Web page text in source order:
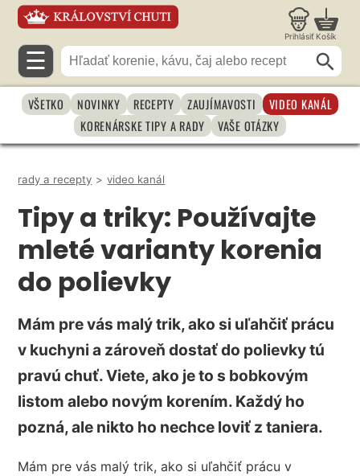
Prihlásiť Košík
☰
VŠETKO NOVINKY RECEPTY ZAUJÍMAVOSTI
VIDEO KANÁL
KORENÁRSKE TIPY A RADY
VAŠE OTÁZKY
rady a recepty > video kanál
Tipy a triky: Používajte
mleté varianty korenia
do polievky
Mám pre vás malý trik, ako si uľahčiť prácu
v kuchyni a zároveň dostať do polievky tú
pravú chuť. Viete, ako je to s bobkovým
listom alebo novým korením. Každý ho
pozná, ale nikto ho nechce loviť z taniera.
Mám pre vás malý trik, ako si uľahčiť prácu v